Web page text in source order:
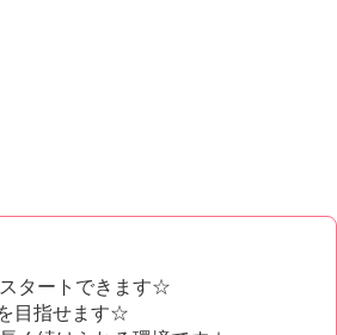
タートできます☆
目指せます☆